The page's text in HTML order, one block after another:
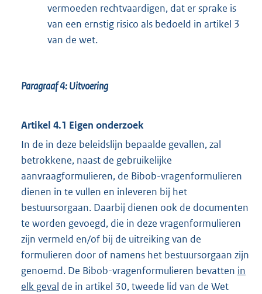
vermoeden rechtvaardigen, dat er sprake is
van een ernstig risico als bedoeld in artikel 3
van de wet.
Paragraaf 4:Uitvoering
Artikel 4.1 Eigen onderzoek
In de in deze beleidslijn bepaalde gevallen, zal
betrokkene, naast de gebruikelijke
aanvraagformulieren, de Bibob-vragenformulieren
dienen in te vullen en inleveren bij het
bestuursorgaan. Daarbij dienen ook de documenten
te worden gevoegd, die in deze vragenformulieren
zijn vermeld en/of bij de uitreiking van de
formulieren door of namens het bestuursorgaan zijn
genoemd. De Bibob-vragenformulieren bevatten in
elk geval de in artikel 30, tweede lid van de Wet